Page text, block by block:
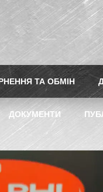
ТА ОБМІН
ДОКУМЕНТИ